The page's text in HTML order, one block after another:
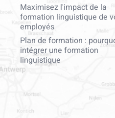
Maximisez l'impact de la
formation linguistique de
employés
Plan de formation :
intégrer une formation
linguistique